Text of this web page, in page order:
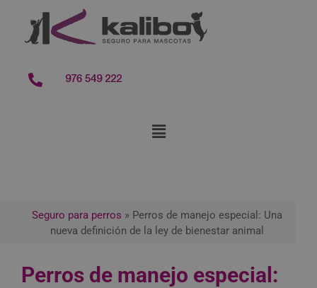
contenido
976 549 222
Seguro para perros » Perros de manejo especial: Una
nueva definición de la ley de bienestar animal
Perros de manejo especial: